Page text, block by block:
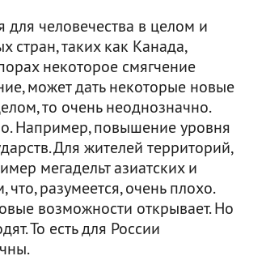
человечества в целом и
стран, таких как Канада,
некоторое смягчение
может дать некоторые новые
то очень неоднозначно.
Например, повышение уровня
Для жителей территорий,
мегадельт азиатских и
разумеется, очень плохо.
возможности открывает. Но
То есть для России